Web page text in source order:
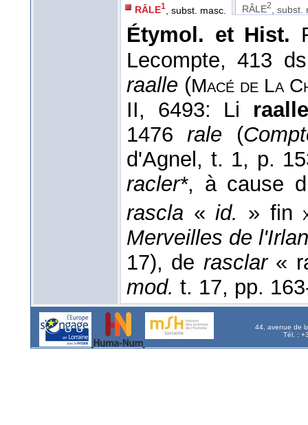
RÂLE1 , subst. masc. RÂLE2 , subst.
Étymol. et Hist.
Lecompte, 413
raalle (Macé de La
II, 6493: Li
1476rale (
d'Agnel, t. 1, p.
racler*, à cause
rascla «id. » fin
Merveilles de
17), de rasclar«
mod. t. 17, pp.
44, avenue de
Tél. :